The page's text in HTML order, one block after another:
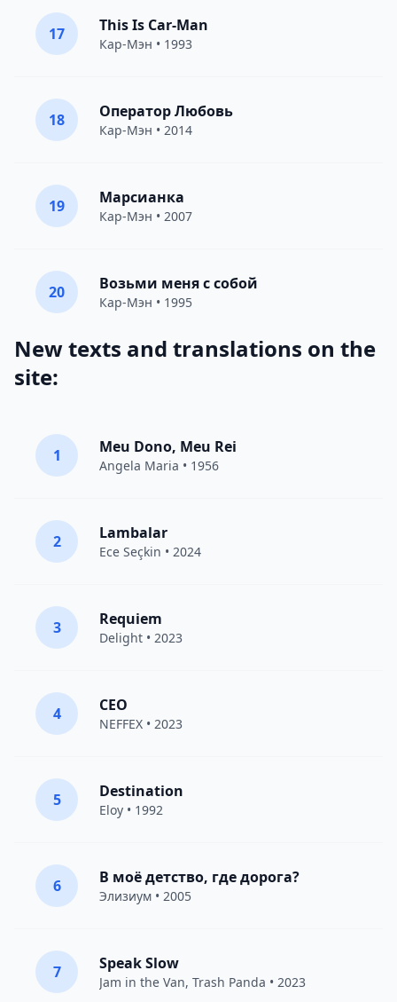
17 This Is Car-Man
Кар-Мэн • 1993
18 Оператор Любовь
Кар-Мэн • 2014
19 Марсианка
Кар-Мэн • 2007
20 Возьми меня с собой
Кар-Мэн • 1995
New texts and translations on the
site:
1 Meu Dono, Meu Rei
Angela Maria • 1956
2 Lambalar
Ece Seçkin • 2024
3 Requiem
Delight • 2023
4 CEO
NEFFEX • 2023
5 Destination
Eloy • 1992
6 В моё детство, где дорога?
Элизиум • 2005
7 Speak Slow
Jam in the Van, Trash Panda • 2023